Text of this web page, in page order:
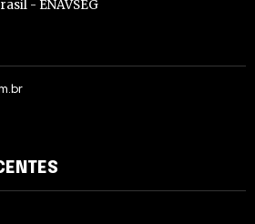
- ENAVSEG